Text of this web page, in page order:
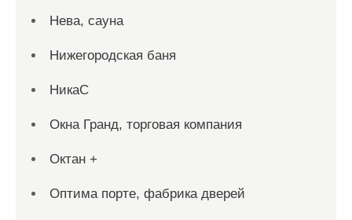
Нева, сауна
Нижегородская баня
НикаС
Окна Гранд, торговая компания
Октан +
Оптима порте, фабрика дверей